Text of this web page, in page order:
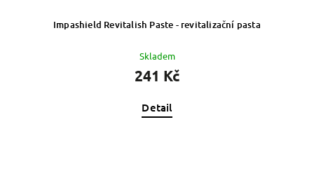
Impashield Revitalish Paste - revitalizační pasta
Skladem
241 Kč
Detail